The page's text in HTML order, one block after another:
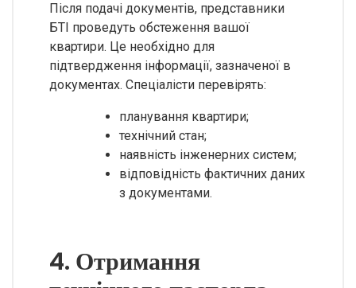
Після подачі документів, представники
БТІ проведуть обстеження вашої
квартири. Це необхідно для
підтвердження інформації, зазначеної в
документах. Спеціалісти перевірять:
планування квартири;
технічний стан;
наявність інженерних систем;
відповідність фактичних даних
з документами.
4. Отримання